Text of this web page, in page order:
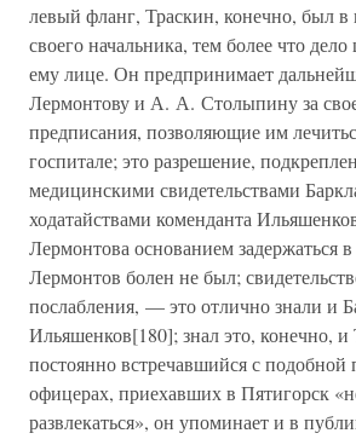
левый фланг, Траскин, конечно, был в
своего начальника, тем более что
ему лице. Он предпринимает
Лермонтову и А. А. Столыпину за
предписания, позволяющие им
госпитале; это разрешение,
медицинскими свидетельствами
ходатайствами коменданта
Лермонтова основанием задержаться
Лермонтов болен не был;
послабления, — это отлично знали и
Ильяшенков[180]; знал это, конечно, и
постоянно встречавшийся с подобной
офицерах, приехавших в Пятигорск
развлекаться», он упоминает и в